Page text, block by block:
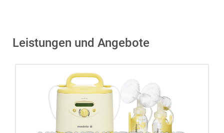
Leistungen und Angebote